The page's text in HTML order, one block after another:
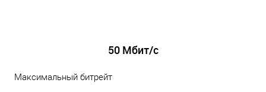
50 Мбит/с
Максимальный битрейт